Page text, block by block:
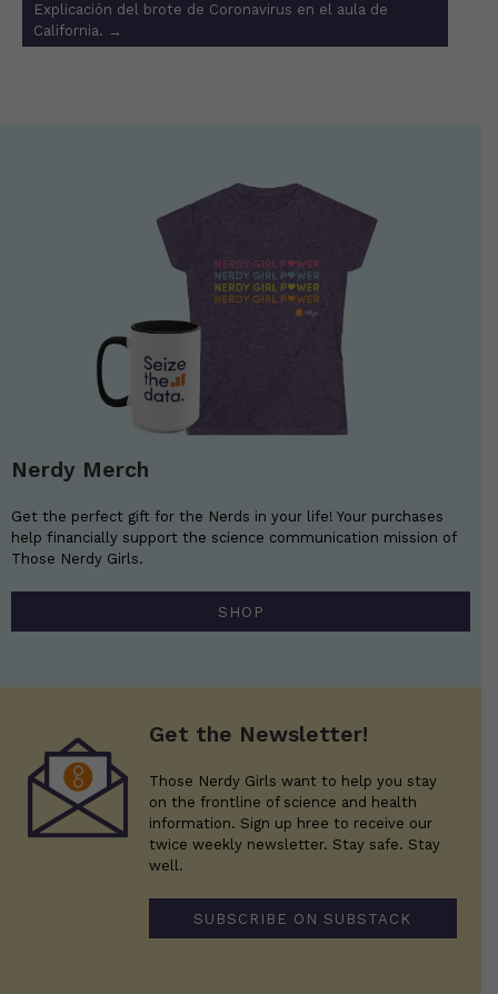
Explicación del brote de Coronavirus en el aula de
California. →
Nerdy Merch
Get the perfect gift for the Nerds in your life! Your purchases
help financially support the science communication mission of
Those Nerdy Girls.
SHOP
Get the Newsletter!
Those Nerdy Girls want to help you stay
on the frontline of science and health
information. Sign up hree to receive our
twice weekly newsletter. Stay safe. Stay
well.
SUBSCRIBE ON SUBSTACK